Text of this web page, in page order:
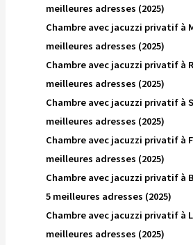
meilleures adresses (2025)
Chambre avec jacuzzi privatif à
meilleures adresses (2025)
Chambre avec jacuzzi privatif à
meilleures adresses (2025)
Chambre avec jacuzzi privatif à
meilleures adresses (2025)
Chambre avec jacuzzi privatif à
meilleures adresses (2025)
Chambre avec jacuzzi privatif à
5 meilleures adresses (2025)
Chambre avec jacuzzi privatif à
meilleures adresses (2025)